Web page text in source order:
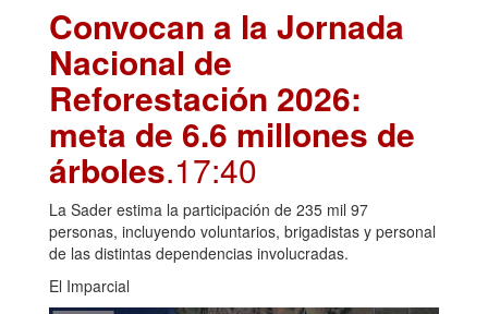
Convocan a la Jornada
Nacional de
Reforestación 2026:
meta de 6.6 millones de
árboles.17:40
La Sader estima la participación de 235 mil 97
personas, incluyendo voluntarios, brigadistas y personal
de las distintas dependencias involucradas.
El Imparcial